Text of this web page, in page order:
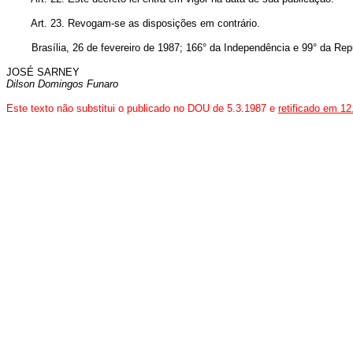
Art. 23. Revogam-se as disposições em contrário.
Brasília, 26 de fevereiro de 1987; 166° da Independência e 99° da
JOSÉ SARNEY
Dilson Domingos Funaro
Este texto não substitui o publicado no DOU de 5.3.1987 e retificado em